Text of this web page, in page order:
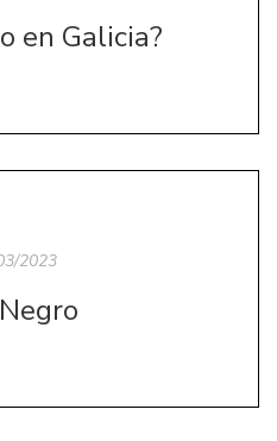
en Galicia?
2023